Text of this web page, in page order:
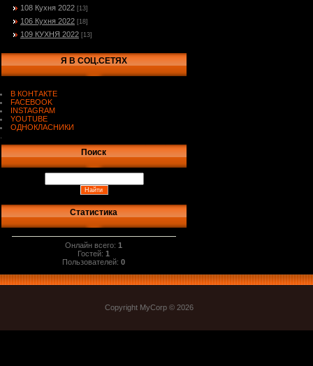
108 Кухня 2022 [13]
106 Кухня 2022 [18]
109 КУХНЯ 2022 [13]
Я В СОЦ.СЕТЯХ
В КОНТАКТЕ
FACEBOOK
INSTAGRAM
YOUTUBE
ОДНОКЛАСНИКИ
Поиск
Статистика
Онлайн всего:1
Гостей:1
Пользователей:0
Copyright MyCorp © 2026